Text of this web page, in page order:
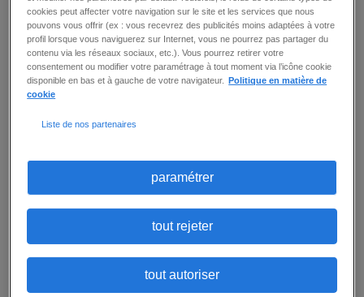
Montigny Les Cormeilles (95) - intérim-18 € / heure
-Publié le :28 juillet 2026
Accompagner les résidents dans les démarches
administratives (accès aux droits, logement…)
et la gestion du budget (participation à
l'hébergement) ; Réaliser les visites à domicile
dans les hébergements diffus ; Participer à des
dans Outlook ; Assurer le suivi et la traçabilité
différentes réunions en ...
cookies peut affecter votre navigation sur le site et les services que nous
pouvons vous offrir (ex : vous recevrez des publicités moins adaptées à votre
profil lorsque vous naviguerez sur Internet, vous ne pourrez pas partager du
contenu via les réseaux sociaux, etc.). Vous pourrez retirer votre
consentement ou modifier votre paramétrage à tout moment via l’icône cookie
disponible en bas et à gauche de votre navigateur.
Politique en matière de
cookie
Liste de nos partenaires
paramétrer
tout rejeter
tout autoriser